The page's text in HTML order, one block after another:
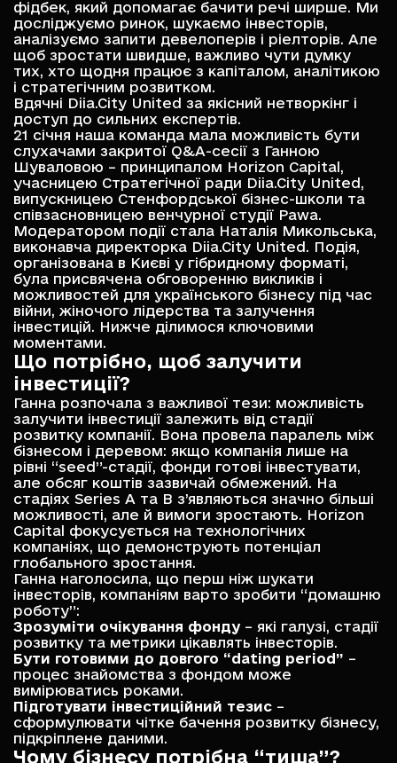
фідбек, який допомагає бачити речі ширше. Ми
досліджуємо ринок, шукаємо інвесторів,
аналізуємо запити девелоперів і ріелторів. Але
щоб зростати швидше, важливо чути думку
тих, хто щодня працює з капіталом, аналітикою
і стратегічним розвитком.
Вдячні Diia.City United за якісний нетворкінг і
доступ до сильних експертів.
21 січня наша команда мала можливість бути
слухачами закритої Q&A-сесії з Ганною
Шуваловою – принципалом Horizon Capital,
учасницею Стратегічної ради Diia.City United,
випускницею Стенфордської бізнес-школи та
співзасновницею венчурної студії Pawa.
Модератором події стала Наталія Микольська,
виконавча директорка Diia.City United. Подія,
організована в Києві у гібридному форматі,
була присвячена обговоренню викликів і
можливостей для українського бізнесу під час
війни, жіночого лідерства та залучення
інвестицій. Нижче ділимося ключовими
моментами.
Що потрібно, щоб залучити
інвестиції?
Ганна розпочала з важливої тези: можливість
залучити інвестиції залежить від стадії
розвитку компанії. Вона провела паралель між
бізнесом і деревом: якщо компанія лише на
рівні “seed”-стадії, фонди готові інвестувати,
але обсяг коштів зазвичай обмежений. На
стадіях Series A та B з’являються значно більші
можливості, але й вимоги зростають. Horizon
Capital фокусується на технологічних
компаніях, що демонструють потенціал
глобального зростання.
Ганна наголосила, що перш ніж шукати
інвесторів, компаніям варто зробити “домашню
роботу”:
Зрозуміти очікування фонду– які галузі, стадії
розвитку та метрики цікавлять інвесторів.
Бути готовими до довгого “dating period” –
процес знайомства з фондом може
вимірюватись роками.
Підготувати інвестиційний тезис –
сформулювати чітке бачення розвитку бізнесу,
підкріплене даними.
Чому бізнесу потрібна “тиша”?